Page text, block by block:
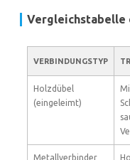
Vergleichstabelle
VERBINDUNGSTYP
Holzdübel
(eingeleimt)
Metallverbinder